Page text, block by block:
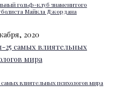
гольф-клуб знаменитого
Майкла Джордана
2020
влиятельных психологов мира